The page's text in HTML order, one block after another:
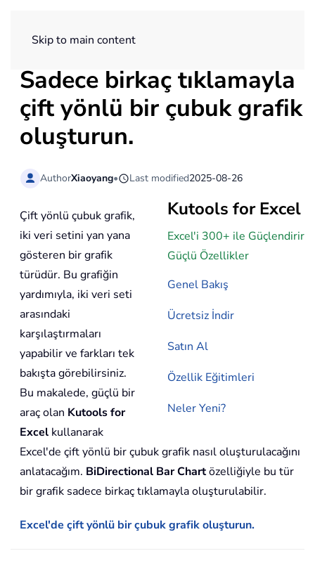
Skip to main content
Sadece birkaç tıklamayla
çift yönlü bir çubuk grafik
oluşturun.
AuthorXiaoyang• Last modified2025-08-26
Kutools for Excel
Excel'i 300+ ile Güçlendirir
Güçlü Özellikler
Genel Bakış
Ücretsiz İndir
Satın Al
Özellik Eğitimleri
Neler Yeni?
Çift yönlü çubuk grafik,
iki veri setini yan yana
gösteren bir grafik
türüdür. Bu grafiğin
yardımıyla, iki veri seti
arasındaki
karşılaştırmaları
yapabilir ve farkları tek
bakışta görebilirsiniz.
Bu makalede, güçlü bir
araç olan Kutools for
Excel kullanarak
Excel'de çift yönlü bir çubuk grafik nasıl oluşturulacağını
anlatacağım. BiDirectional Bar Chartözelliğiyle bu tür
bir grafik sadece birkaç tıklamayla oluşturulabilir.
Excel'de çift yönlü bir çubuk grafik oluşturun.